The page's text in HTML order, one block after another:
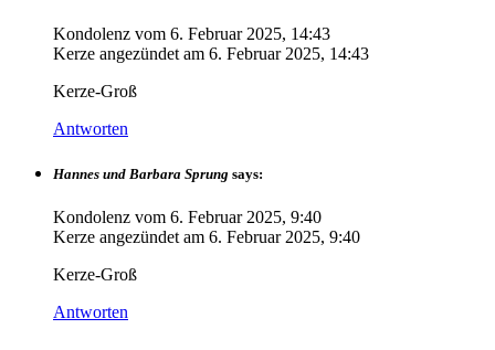
Kondolenz vom 6. Februar 2025, 14:43
Kerze angezündet am 6. Februar 2025, 14:43
Kerze-Groß
Antworten
Hannes und Barbara Sprung says:
Kondolenz vom 6. Februar 2025, 9:40
Kerze angezündet am 6. Februar 2025, 9:40
Kerze-Groß
Antworten